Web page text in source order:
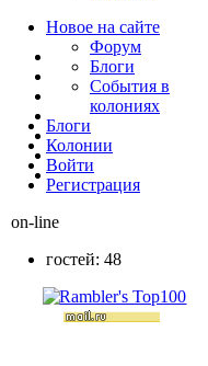
Новое на сайте
Форум
Блоги
События в
колониях
Блоги
Колонии
Войти
Peгиcтpaция
on-line
гостей: 48